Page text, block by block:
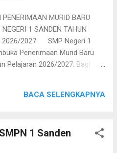
PENERIMAAN MURID BARU
1 SANDEN TAHUN
2026/2027 SMP Negeri 1
Penerimaan Murid Baru
Pelajaran 2026/2027. Bagi
dan tahapan
akun secara mandiri
bantulkab.spmb.id . Jadwal
BACA SELENGKAPNYA
1 Sanden